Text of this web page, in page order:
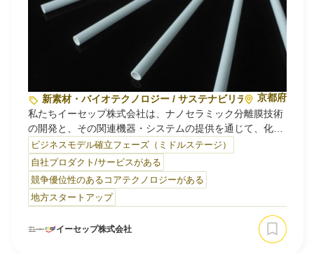
新素材・バイオテクノロジー / サステナビリティ・環境
京都府
私たちイーセップ株式会社は、ナノセラミック分離膜技術
の開発と、その関連機器・システムの提供を通じて、化学
産業の脱炭素化を推進するディープテックスタートアップ
です。
産業界全体のエネルギー使用量の約40%を占める「化学産
業の分離プロセス」。この巨大な課題領域に対し、私たち
は独自のナノセラミック分離膜技術で真正面から挑んでい
ます。
ビジネスモデル確立フェーズ（ミドルステージ）
自社プロダクト/サービスがある
競争優位性のあるコアテクノロジーがある
地方スタートアップ
イーセップ株式会社